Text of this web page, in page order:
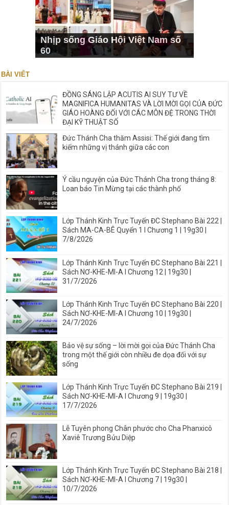
Nhịp sống Giáo Hội Việt Nam số
60
BÀI VIẾT
ĐỒNG SÁNG LẬP ACUTIS AI SUY TƯ VỀ
MAGNIFICA HUMANITAS VÀ LỜI MỜI GỌI CỦA ĐỨC
GIÁO HOÀNG ĐỐI VỚI CÁC MÔN ĐỆ TRONG THỜI
ĐẠI KỸ THUẬT SỐ
Đức Thánh Cha thăm Assisi: Thế giới đang tìm
kiếm những vị thánh giữa các con
Ý cầu nguyện của Đức Thánh Cha trong tháng 8:
Loan báo Tin Mừng tại các thành phố
Lớp Thánh Kinh Trực Tuyến ĐC Stephano Bài 222 |
Sách MA-CA-BÊ Quyển 1 I Chương 1 | 19g30 |
7/8/2026
Lớp Thánh Kinh Trực Tuyến ĐC Stephano Bài 221 |
Sách NƠ-KHE-MI-A I Chương 12 | 19g30 |
31/7/2026
Lớp Thánh Kinh Trực Tuyến ĐC Stephano Bài 220 |
Sách NƠ-KHE-MI-A I Chương 10 | 19g30 |
24/7/2026
Bảo vệ sự sống – lời mời gọi của Đức Thánh Cha
trong một thế giới còn nhiều đe dọa đối với sự
sống
Lớp Thánh Kinh Trực Tuyến ĐC Stephano Bài 219 |
Sách NƠ-KHE-MI-A I Chương 9 | 19g30 |
17/7/2026
Lễ Tuyên phong Chân phước cho Cha Phanxicô
Xaviê Trương Bửu Diệp
Lớp Thánh Kinh Trực Tuyến ĐC Stephano Bài 218 |
Sách NƠ-KHE-MI-A I Chương 7 | 19g30 |
10/7/2026